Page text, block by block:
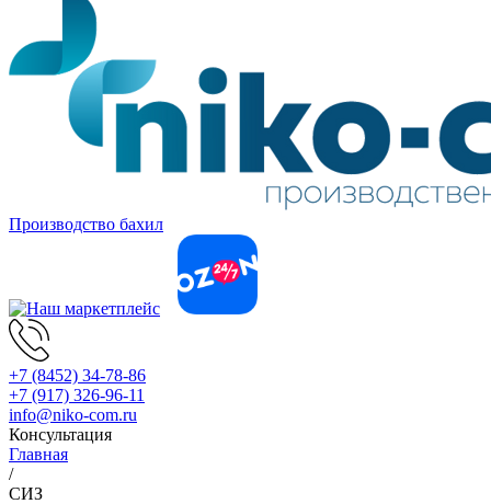
Производство бахил
+7 (8452) 34-78-86
+7 (917) 326-96-11
info@niko-com.ru
Консультация
Главная
/
СИЗ